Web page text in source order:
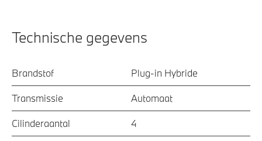
Technische gegevens
Brandstof Plug-in Hybride
Transmissie Automaat
Cilinderaantal 4